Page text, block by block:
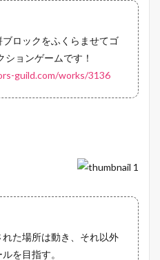
ロックをふくらませてゴ
ョンゲームです！
guild.com/works/3136
た場所は動き、それ以外
を目指す。